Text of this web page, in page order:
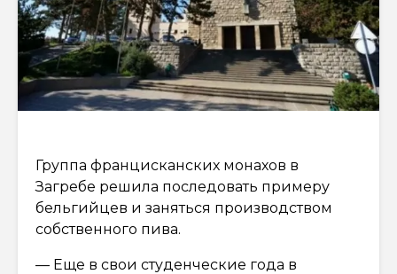
Группа францисканских монахов в
Загребе решила последовать примеру
бельгийцев и заняться производством
собственного пива.
— Еще в свои студенческие года в